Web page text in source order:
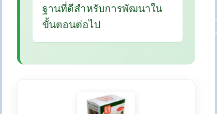
ฐานที่ดีสำหรับการพัฒนาใน
ขั้นตอนต่อไป